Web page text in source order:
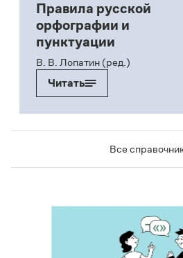
Правила русской
орфографии и
пунктуации
В. В. Лопатин (ред.)
Читать
Все